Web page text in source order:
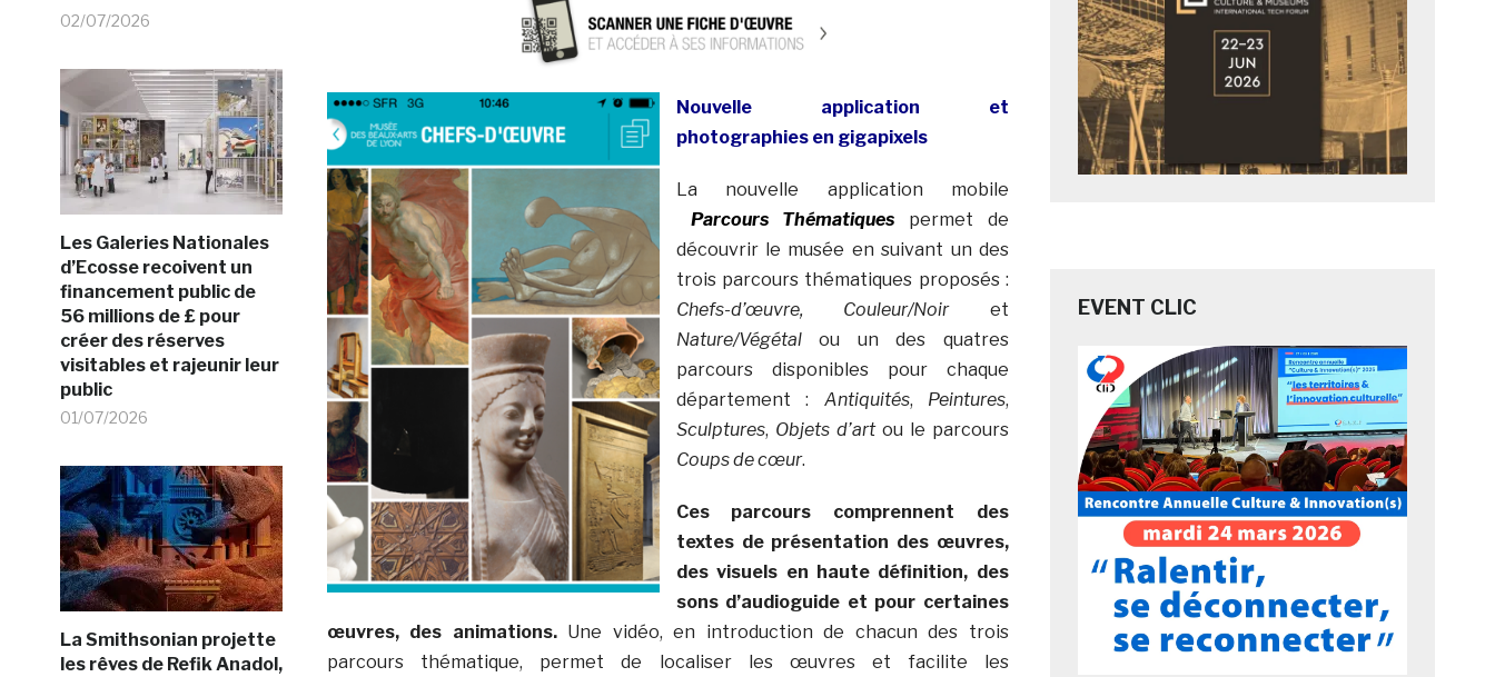
02/07/2026
Les Galeries Nationales
d’Ecosse recoivent un
financement public de
56 millions de £ pour
créer des réserves
visitables et rajeunir leur
public
01/07/2026
La Smithsonian projette
les rêves de Refik Anadol,
Nouvelle application et
photographies en gigapixels
La nouvelle application mobile
Parcours Thématiques
permet de
découvrir le musée en suivant un des
trois parcours thématiques proposés :
Chefs-d’œuvre, Couleur/Noir et
Nature/Végétalou un des quatres
parcours disponibles pour chaque
département : Antiquités, Peintures,
Sculptures, Objets d’art ou le parcours
Coups de cœur.
Ces parcours comprennent des
textes de présentation des œuvres,
des visuels en haute définition, des
sons d’audioguide et pour certaines
œuvres, des animations.Une vidéo, en introduction de chacun des trois
parcours thématique, permet de localiser les œuvres et facilite les
EVENT CLIC